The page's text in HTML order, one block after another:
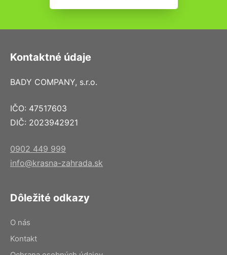
Kontaktné údaje
BADY COMPANY, s.r.o.
IČO: 47517603
DIČ: 2023942921
0902 449 999
info@krasna-zahrada.sk
Dôležité odkazy
O nás
Kontakt